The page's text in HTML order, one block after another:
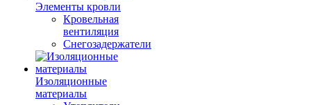
Элементы кровли
Кровельная
вентиляция
Снегозадержатели
Изоляционные
материалы